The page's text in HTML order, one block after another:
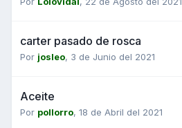
carter pasado de rosca
Por josleo, 3 de Junio del 2021
Aceite
Por pollorro, 18 de Abril del 2021